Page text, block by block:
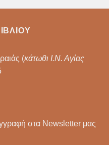
(κάτωθι Ι.Ν. Αγίας
στα Newsletter μας